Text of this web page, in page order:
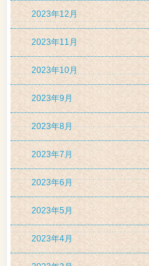
2023年12月
2023年11月
2023年10月
2023年9月
2023年8月
2023年7月
2023年6月
2023年5月
2023年4月